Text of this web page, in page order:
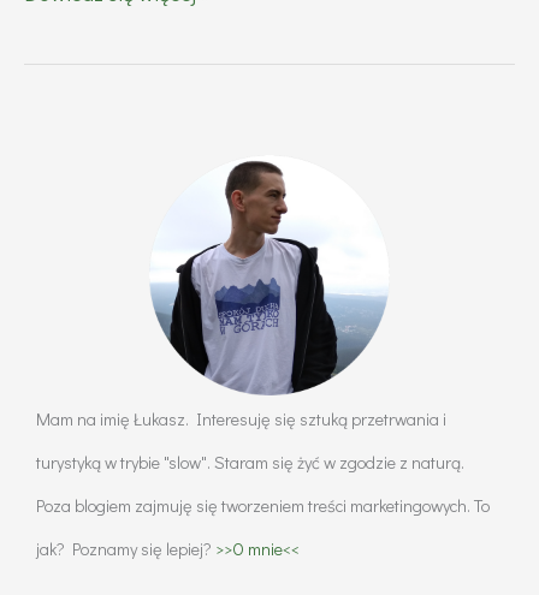
po
Księżycu
Mam na imię Łukasz. Interesuję się sztuką przetrwania i
turystyką w trybie "slow". Staram się żyć w zgodzie z naturą.
Poza blogiem zajmuję się tworzeniem treści marketingowych. To
jak? Poznamy się lepiej? >>O mnie<<